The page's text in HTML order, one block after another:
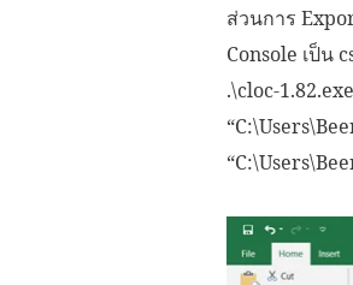
ส่วนการ
Console เป็น
.\cloc-